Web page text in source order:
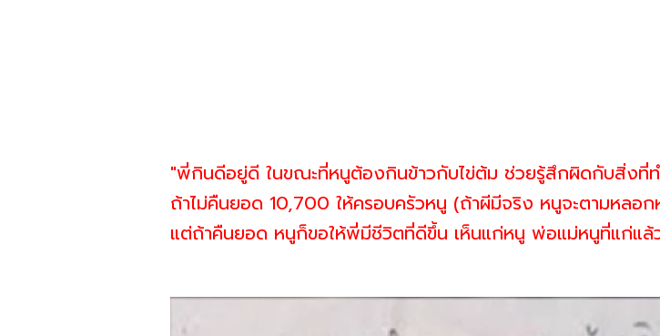
"พี่กินดีอยู่ดี ในขณะที่หนูต้องกินข้าวกับไข่ต้ม ช่วยรู้สึกผิดกับสิ่งที่ท
ถ้าไม่คืนยอด 10,700 ให้ครอบครัวหนู (ถ้าผีมีจริง หนูจะตามหลอ
แต่ถ้าคืนยอด หนูก็ขอให้พี่มีชีวิตที่ดีขึ้น เห็นแก่หนู พ่อแม่หนูที่แก่แล้